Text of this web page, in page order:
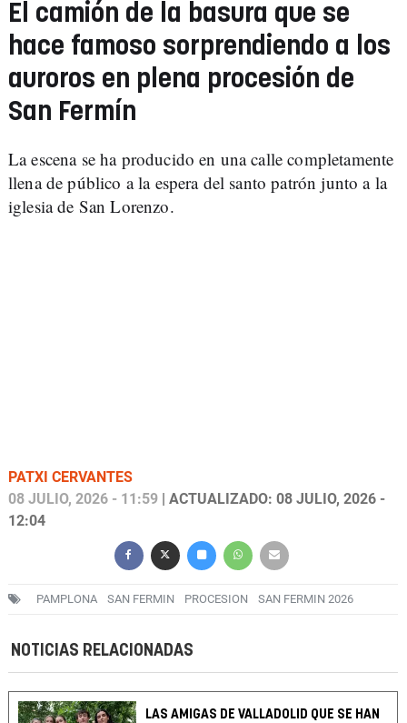
El camión de la basura que se
hace famoso sorprendiendo a los
auroros en plena procesión de
San Fermín
La escena se ha producido en una calle completamente
llena de público a la espera del santo patrón junto a la
iglesia de San Lorenzo.
PATXI CERVANTES
08 JULIO, 2026 - 11:59 | ACTUALIZADO: 08 JULIO, 2026 -
12:04
PAMPLONA SAN FERMIN PROCESION SAN FERMIN 2026
NOTICIAS RELACIONADAS
LAS AMIGAS DE VALLADOLID QUE SE HAN